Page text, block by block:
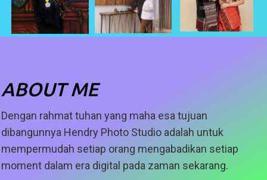
ABOUT ME
Dengan rahmat tuhan yang maha esa tujuan
dibangunnya Hendry Photo Studio adalah untuk
mempermudah setiap orang mengabadikan setiap
moment dalam era digital pada zaman sekarang.